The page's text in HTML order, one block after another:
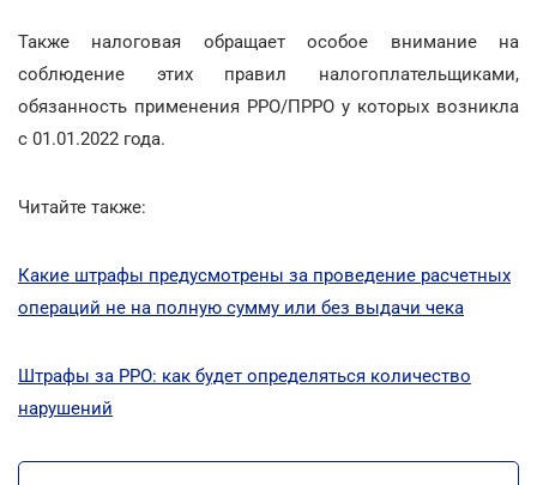
Также налоговая обращает особое внимание на
соблюдение этих правил налогоплательщиками,
обязанность применения РРО/ПРРО у которых возникла
с 01.01.2022 года.
Читайте также:
Какие штрафы предусмотрены за проведение расчетных
операций не на полную сумму или без выдачи чека
Штрафы за РРО: как будет определяться количество
нарушений